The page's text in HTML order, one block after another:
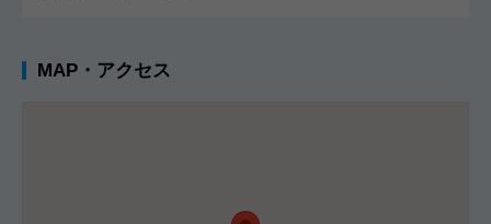
MAP・アクセス